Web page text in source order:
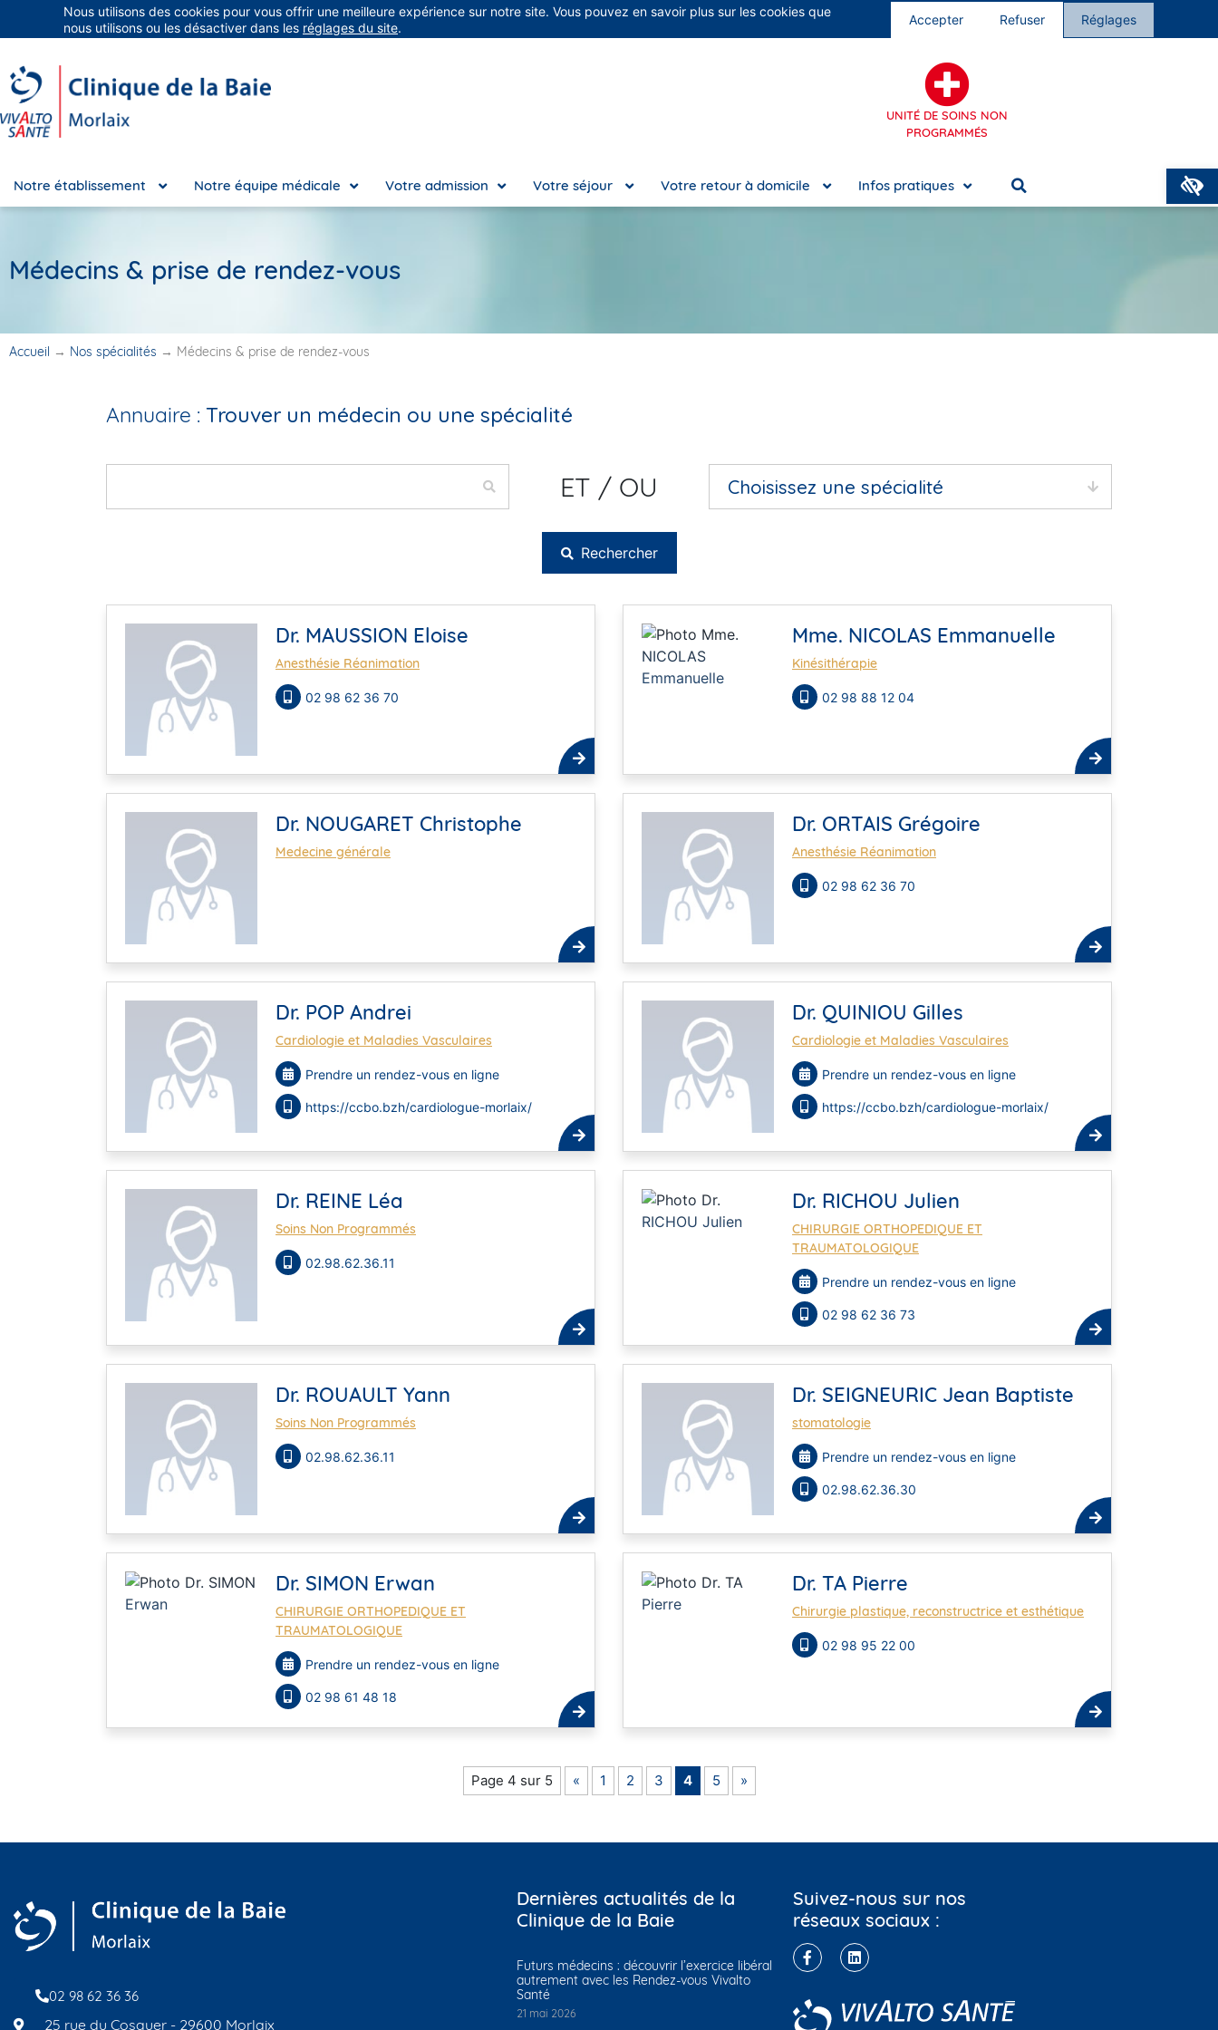
Groupe Vivalto Santé Entre nous, la vie Nos cliniques Nous rejoindre
UNITÉ DE SOINS NON
PROGRAMMÉS
Notre établissement Notre équipe médicale Votre admission Votre séjour Votre retour à domicile Infos pratiques
Médecins & prise de rendez-vous
Accueil → Nos spécialités → Médecins & prise de rendez-vous
Annuaire : Trouver un médecin ou une spécialité
ET / OU
Rechercher
Dr. MAUSSION Eloise
Anesthésie Réanimation
02 98 62 36 70
Mme. NICOLAS Emmanuelle
Kinésithérapie
02 98 88 12 04
Dr. NOUGARET Christophe
Medecine générale
Dr. ORTAIS Grégoire
Anesthésie Réanimation
02 98 62 36 70
Dr. POP Andrei
Cardiologie et Maladies Vasculaires
Prendre un rendez-vous en ligne
https://ccbo.bzh/cardiologue-morlaix/
Dr. QUINIOU Gilles
Cardiologie et Maladies Vasculaires
Prendre un rendez-vous en ligne
https://ccbo.bzh/cardiologue-morlaix/
Dr. REINE Léa
Soins Non Programmés
02.98.62.36.11
Dr. RICHOU Julien
CHIRURGIE ORTHOPEDIQUE ET
TRAUMATOLOGIQUE
Prendre un rendez-vous en ligne
02 98 62 36 73
Dr. ROUAULT Yann
Soins Non Programmés
02.98.62.36.11
Dr. SEIGNEURIC Jean Baptiste
stomatologie
Prendre un rendez-vous en ligne
02.98.62.36.30
Dr. SIMON Erwan
CHIRURGIE ORTHOPEDIQUE ET
TRAUMATOLOGIQUE
Prendre un rendez-vous en ligne
02 98 61 48 18
Dr. TA Pierre
Chirurgie plastique, reconstructrice et esthétique
02 98 95 22 00
Page 4 sur 5 « 1 2 3 4 5 »
02 98 62 36 36
25 rue du Cosquer - 29600 Morlaix
Dernières actualités de la
Clinique de la Baie
Futurs médecins : découvrir l’exercice libéral
autrement avec les Rendez-vous Vivalto
Santé
21 mai 2026
Suivez-nous sur nos
réseaux sociaux :
Nous utilisons des cookies pour vous offrir une meilleure expérience sur notre site. Vous pouvez en savoir plus sur les cookies que
nous utilisons ou les désactiver dans les réglages du site.
Accepter Refuser Réglages